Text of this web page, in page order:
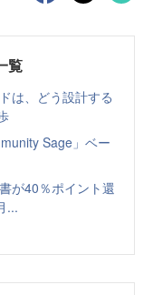
覧
は、どう設計する
Sage」ベー
が40％ポイント還
...